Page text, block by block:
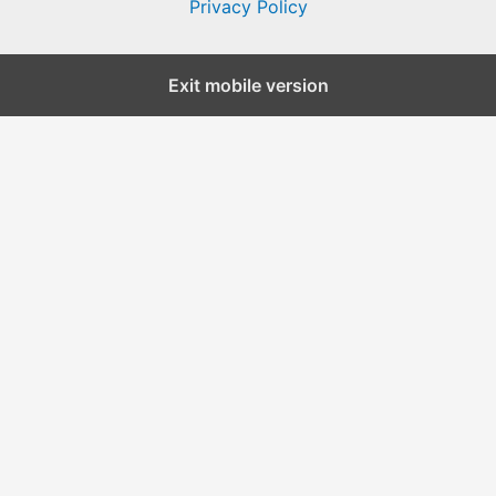
Privacy Policy
Exit mobile version